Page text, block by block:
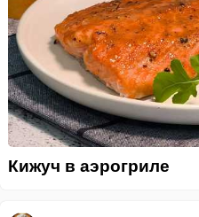
Кижуч в аэрогриле